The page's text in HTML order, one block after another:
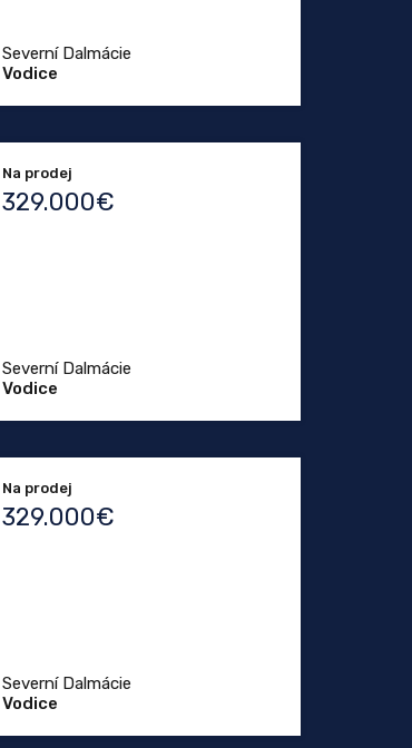
Severní Dalmácie
Vodice
Na prodej
329.000€
Severní Dalmácie
Vodice
Na prodej
329.000€
Severní Dalmácie
Vodice